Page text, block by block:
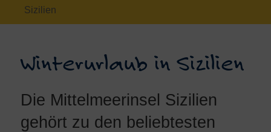
Sizilien
Winterurlaub in Sizilien
Die Mittelmeerinsel Sizilien
gehört zu den beliebtesten